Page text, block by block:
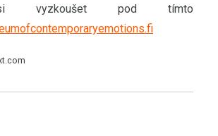
vyzkoušet pod tímto